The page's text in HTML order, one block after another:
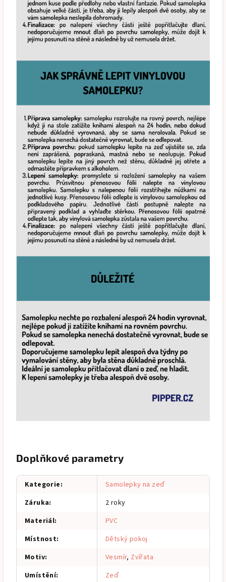
Doplňkové parametry
Kategorie:
Samolepky na zeď
Záruka:
2 roky
Materiál:
PVC
Místnost:
Dětský pokoj
Motiv: Vesmír, Zvířata
Umístění: Zeď